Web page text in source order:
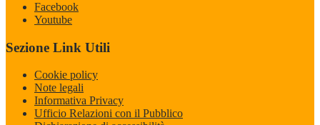
Facebook
Youtube
Sezione Link Utili
Cookie policy
Note legali
Informativa Privacy
Ufficio Relazioni con il Pubblico